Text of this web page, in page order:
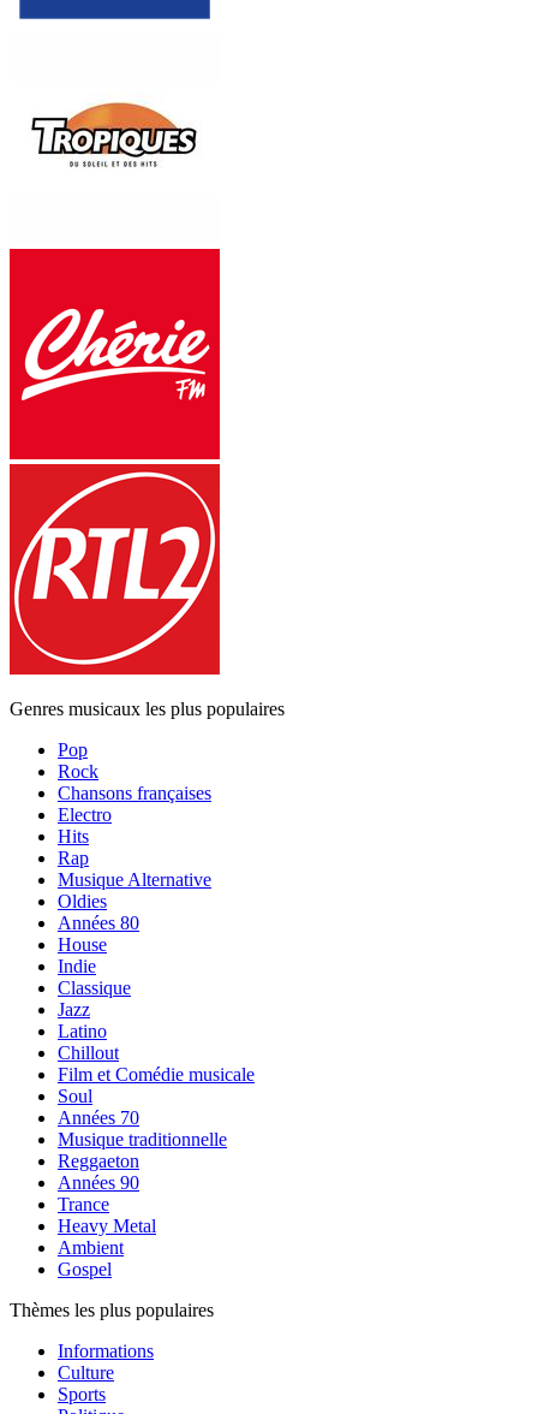
Genres musicaux les plus populaires
Pop
Rock
Chansons françaises
Electro
Hits
Rap
Musique Alternative
Oldies
Années 80
House
Indie
Classique
Jazz
Latino
Chillout
Film et Comédie musicale
Soul
Années 70
Musique traditionnelle
Reggaeton
Années 90
Trance
Heavy Metal
Ambient
Gospel
Thèmes les plus populaires
Informations
Culture
Sports